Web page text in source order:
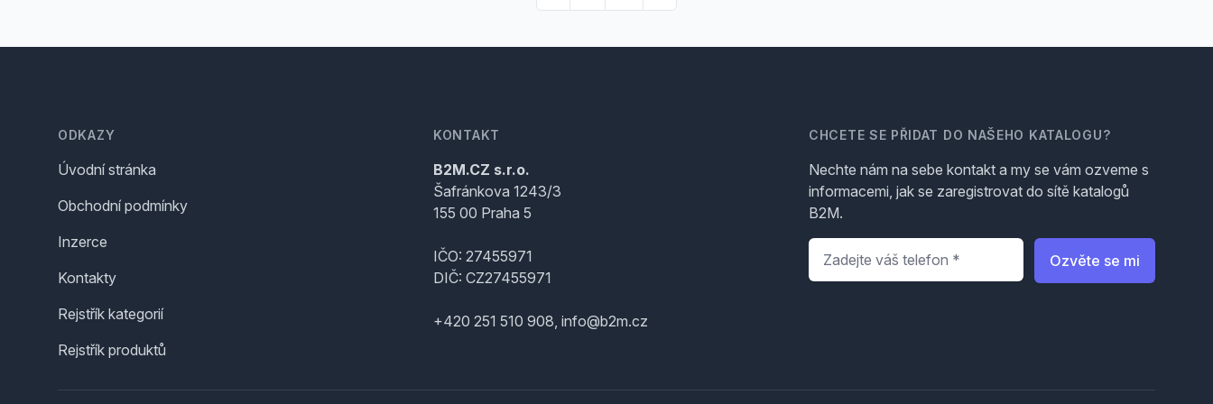
ODKAZY
Úvodní stránka
Obchodní podmínky
Inzerce
Kontakty
Rejstřík kategorií
Rejstřík produktů
KONTAKT
B2M.CZ s.r.o.
Šafránkova 1243/3
155 00 Praha 5
IČO: 27455971
DIČ: CZ27455971
+420 251 510 908, info@b2m.cz
CHCETE SE PŘIDAT DO NAŠEHO KATALOGU?
Nechte nám na sebe kontakt a my se vám ozveme s
informacemi, jak se zaregistrovat do sítě katalogů
B2M.
Telefon
Ozvěte se mi